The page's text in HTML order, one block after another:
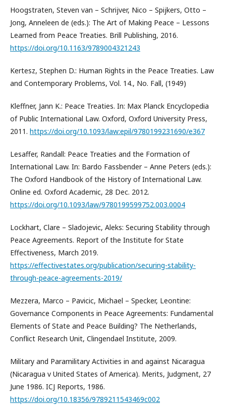
Hoogstraten, Steven van – Schrijver, Nico – Spijkers, Otto –
Jong, Anneleen de (eds.): The Art of Making Peace – Lessons
Learned from Peace Treaties. Brill Publishing, 2016.
https://doi.org/10.1163/9789004321243
Kertesz, Stephen D.: Human Rights in the Peace Treaties. Law
and Contemporary Problems, Vol. 14., No. Fall, (1949)
Kleffner, Jann K.: Peace Treaties. In: Max Planck Encyclopedia
of Public International Law. Oxford, Oxford University Press,
2011. https://doi.org/10.1093/law:epil/9780199231690/e367
Lesaffer, Randall: Peace Treaties and the Formation of
International Law. In: Bardo Fassbender – Anne Peters (eds.):
The Oxford Handbook of the History of International Law.
Online ed. Oxford Academic, 28 Dec. 2012.
https://doi.org/10.1093/law/9780199599752.003.0004
Lockhart, Clare – Sladojevic, Aleks: Securing Stability through
Peace Agreements. Report of the Institute for State
Effectiveness, March 2019.
https://effectivestates.org/publication/securing-stability-
through-peace-agreements-2019/
Mezzera, Marco – Pavicic, Michael – Specker, Leontine:
Governance Components in Peace Agreements: Fundamental
Elements of State and Peace Building? The Netherlands,
Conflict Research Unit, Clingendael Institute, 2009.
Military and Paramilitary Activities in and against Nicaragua
(Nicaragua v United States of America). Merits, Judgment, 27
June 1986. ICJ Reports, 1986.
https://doi.org/10.18356/9789211543469c002